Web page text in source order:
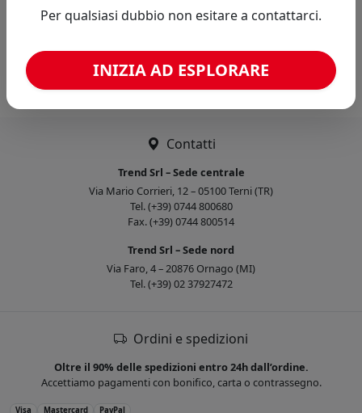
Confronta con articoli simili
Caricamento confronto...
Contatti
Trend Srl – Sede centrale
Via Mario Corrieri, 12 – 05100 Terni (TR)
Tel. (+39) 0744 800680
Fax. (+39) 0744 800514
Trend Srl – Sede nord
Via Faro, 4 – 20876 Ornago (MI)
Tel. (+39) 02 37927472
Ordini e spedizioni
Oltre il 90% delle spedizioni entro 24h dall’ordine.
Accettiamo pagamenti con bonifico, carta o contrassegno.
Visa Mastercard PayPal
Per qualsiasi dubbio non esitare a contattarci.
INIZIA AD ESPLORARE